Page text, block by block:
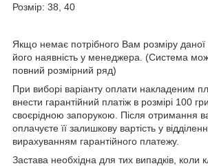
Розмір: 38, 40
Якщо немає потрібного Вам розміру даної
його наявність у менеджера. (Система
повний розмірний ряд)
При виборі варіанту оплати накладеним
внести гарантійний платіж в розмірі 100
своєрідною запорукою. Після отримання
оплачуєте її залишкову вартість у
вирахуванням гарантійного платежу.
Застава необхідна для тих випадків, коли